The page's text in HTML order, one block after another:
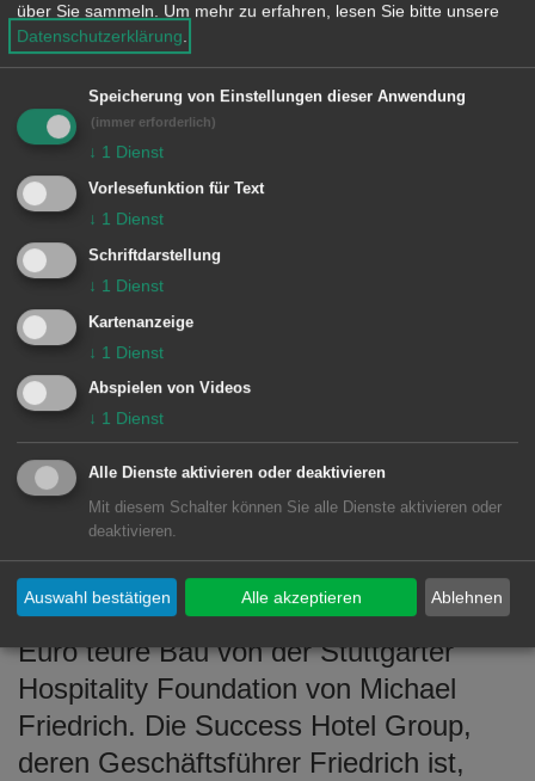
werden. Claus Albrecht erinnerte daran,
dass es in Mosambik keine staatlichen
Kindergärten gebe. „Wir möchten
etwas an die Ärmsten zurückgeben“,
sagte er.
Berufsschule für Gastronomie
Auf dem Gelände der bestehenden
Mandela-Schule in Vilankulo wird 2019
mit dem Bau eines neuen, 200
Quadratmeter großen, Gebäudes
begonnen. Dort soll eine Berufsschule
für Gastronomie ihren Platz inklusive
moderner Trainingsküche finden.
Finanziert wird dieser rund 120.000
Euro teure Bau von der Stuttgarter
Hospitality Foundation von Michael
Friedrich. Die Success Hotel Group,
deren Geschäftsführer Friedrich ist,
über Sie sammeln. Um mehr zu erfahren, lesen Sie bitte unsere
Datenschutzerklärung.
Speicherung von Einstellungen dieser Anwendung
(immer erforderlich)
↓ 1 Dienst
Vorlesefunktion für Text
↓ 1 Dienst
Schriftdarstellung
↓ 1 Dienst
Kartenanzeige
↓ 1 Dienst
Abspielen von Videos
↓ 1 Dienst
Alle Dienste aktivieren oder deaktivieren
Mit diesem Schalter können Sie alle Dienste aktivieren oder
deaktivieren.
Ablehnen
Auswahl bestätigen Alle akzeptieren